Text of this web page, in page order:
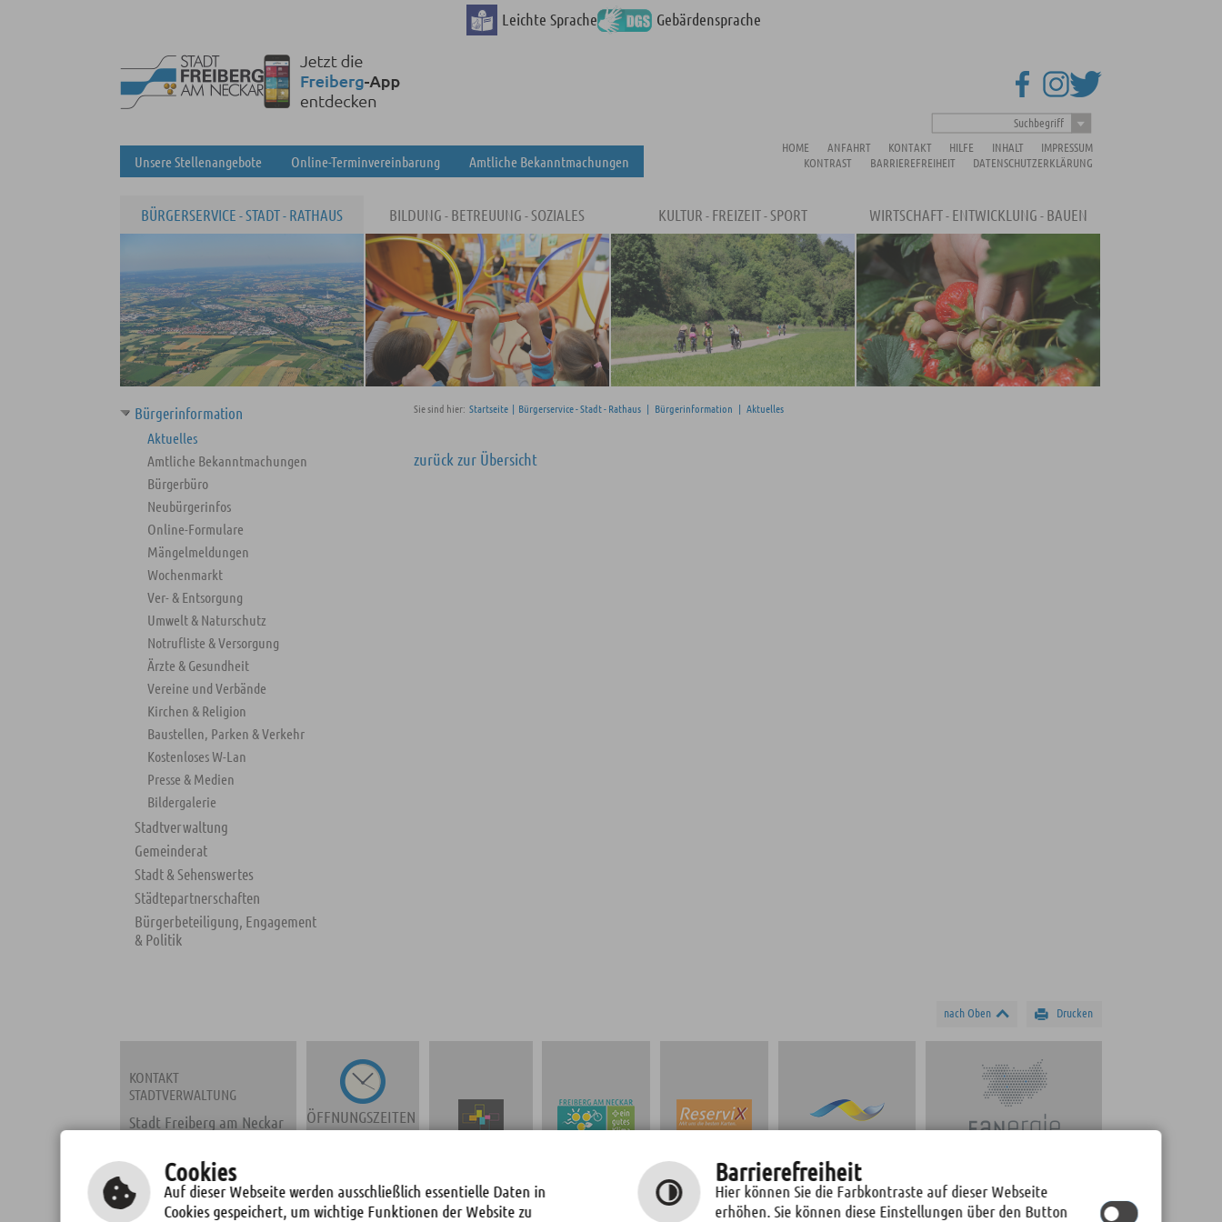
Leichte Sprache Gebärdensprache
Suchbegriff
IMPRESSUM
INHALT
HILFE
KONTAKT
ANFAHRT
HOME
DATENSCHUTZERKLÄRUNG
BARRIEREFREIHEIT
KONTRAST
BÜRGERSERVICE - STADT - RATHAUS BILDUNG - BETREUUNG - SOZIALES KULTUR - FREIZEIT - SPORT WIRTSCHAFT - ENTWICKLUNG - BAUEN
Unsere Stellenangebote Online-Terminvereinbarung Amtliche Bekanntmachungen
Bürgerinformation
Aktuelles
Amtliche Bekanntmachungen
Bürgerbüro
Neubürgerinfos
Online-Formulare
Mängelmeldungen
Wochenmarkt
Ver- & Entsorgung
Umwelt & Naturschutz
Notrufliste & Versorgung
Ärzte & Gesundheit
Vereine und Verbände
Kirchen & Religion
Baustellen, Parken & Verkehr
Kostenloses W-Lan
Presse & Medien
Bildergalerie
Stadtverwaltung
Gemeinderat
Stadt & Sehenswertes
Städtepartnerschaften
Bürgerbeteiligung, Engagement
& Politik
Sie sind hier: Startseite | Bürgerservice - Stadt - Rathaus | Bürgerinformation | Aktuelles
zurück zur Übersicht
Drucken
nach Oben
KONTAKT
STADTVERWALTUNG
Stadt Freiberg am Neckar
71691 Freiberg a. N.
Fon: 07141/278-0
Fax: 07141/278137
ÖFFNUNGSZEITEN
PARET-SCHULE
TICKETS
KULTURPROGRAMM
"FREIBERGER
STADTBAD FREIBERG
Cookies
Auf dieser Webseite werden ausschließlich essentielle Daten in
Cookies gespeichert, um wichtige Funktionen der Website zu
Barrierefreiheit
Hier können Sie die Farbkontraste auf dieser Webseite
erhöhen. Sie können diese Einstellungen über den Button